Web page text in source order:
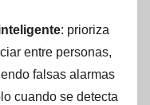
: prioriza
entre personas,
falsas alarmas
cuando se detecta